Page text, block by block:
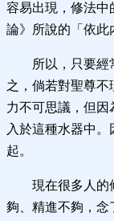
容易出現，修法中
論》所說的「依此
所以，只要經
之，倘若對聖尊
力不可思議，但
入於這種水器中
起。
現在很多人的
夠、精進不夠，念